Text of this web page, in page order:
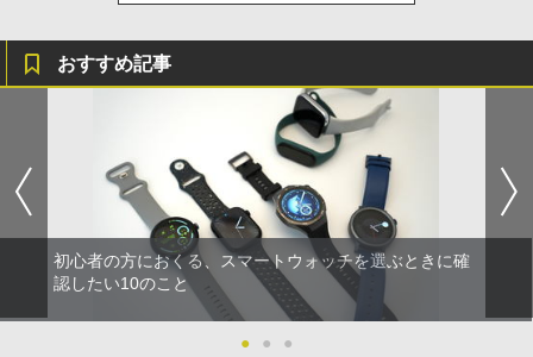
おすすめ記事
初心者の方におくる、スマートウォッチを選ぶときに確
認したい10のこと
● ● ●